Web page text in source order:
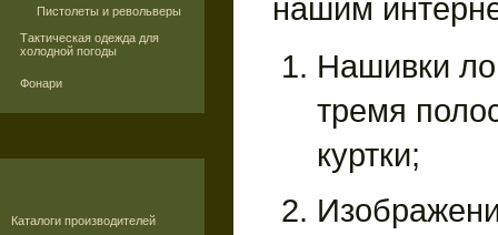
Пистолеты и револьверы
Тактическая одежда для
холодной погоды
Фонари
Каталоги производителей
нашим
Нашивки
тремя
куртки;